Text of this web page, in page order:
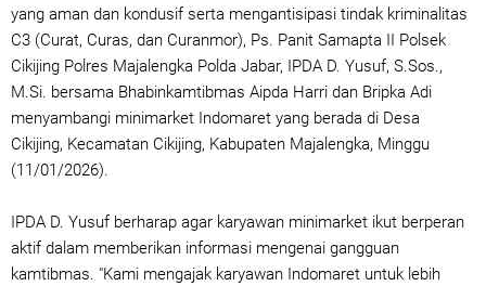
yang aman dan kondusif serta mengantisipasi tindak kriminalitas
C3 (Curat, Curas, dan Curanmor), Ps. Panit Samapta II Polsek
Cikijing Polres Majalengka Polda Jabar, IPDA D. Yusuf, S.Sos.,
M.Si. bersama Bhabinkamtibmas Aipda Harri dan Bripka Adi
menyambangi minimarket Indomaret yang berada di Desa
Cikijing, Kecamatan Cikijing, Kabupaten Majalengka, Minggu
(11/01/2026).
IPDA D. Yusuf berharap agar karyawan minimarket ikut berperan
aktif dalam memberikan informasi mengenai gangguan
kamtibmas. "Kami mengajak karyawan Indomaret untuk lebih